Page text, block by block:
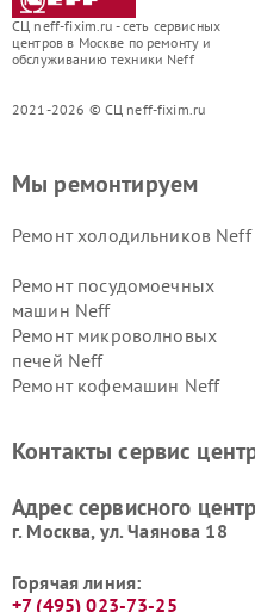
СЦ neff-fixim.ru - сеть сервисных
центров в Москве по ремонту и
обслуживанию техники Neff
2021-2026 © СЦ neff-fixim.ru
Мы ремонтируем
Ремонт холодильников Neff
Ремонт посудомоечных
машин Neff
Ремонт микроволновых
печей Neff
Ремонт кофемашин Neff
Контакты сервис
Адрес сервисного
г. Москва, ул. Чаянова 18
Горячая линия:
+7 (495) 023-73-25